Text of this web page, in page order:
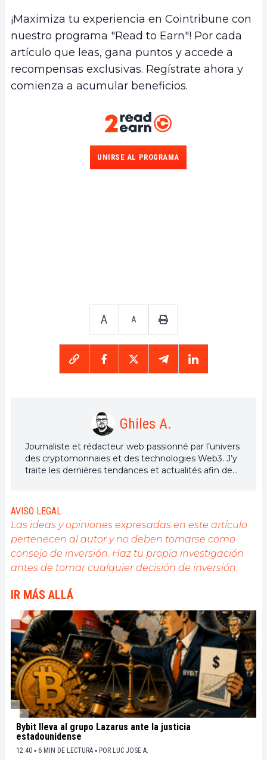
¡Maximiza tu experiencia en Cointribune con
nuestro programa "Read to Earn"! Por cada
artículo que leas, gana puntos y accede a
recompensas exclusivas. Regístrate ahora y
comienza a acumular beneficios.
UNIRSE AL PROGRAMA
A A
Ghiles A.
Journaliste et rédacteur web passionné par l’univers
des cryptomonnaies et des technologies Web3. J’y
traite les dernières tendances et actualités afin de
AVISO LEGAL
Las ideas y opiniones expresadas en este artículo
pertenecen al autor y no deben tomarse como
consejo de inversión. Haz tu propia investigación
antes de tomar cualquier decisión de inversión.
IR MÁS ALLÁ
Bybit lleva al grupo Lazarus ante la justicia
estadounidense
12:40 ▪ 6 MIN DE LECTURA ▪ POR LUC JOSE A.